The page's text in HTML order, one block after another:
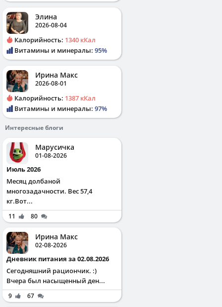
Элина
2026-08-04
Калорийность: 1340 кКал
Витамины и минералы: 95%
Ирина Макс
2026-08-01
Калорийность: 1387 кКал
Витамины и минералы: 97%
Интересные блоги
Марусичка
01-08-2026
Июль 2026
Месяц долбаной
многозадачности. Вес 57,4
кг.Вот...
11 80
Ирина Макс
02-08-2026
Дневник питания за 02.08.2026
Сегодняшний рациончик. :)
Вчера был насыщенный ден...
9 67